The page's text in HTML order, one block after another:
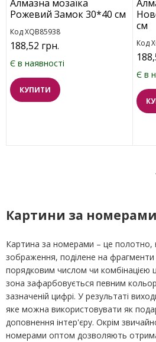
Алмазна мозаїка
Рожевий Замок 30*40 см
Код XQB85938
188,52 грн.
Є в наявності
КУПИТИ
см
Код
Є в
Картини за
Картина за номерами – це полотно,
зображення, поділене на фрагменти
порядковим числом чи комбінацією
зона зафарбовується певним
зазначеній цифрі. У результаті
яке можна використовувати як
доповнення інтер'єру. Окрім
номерами оптом дозволяють